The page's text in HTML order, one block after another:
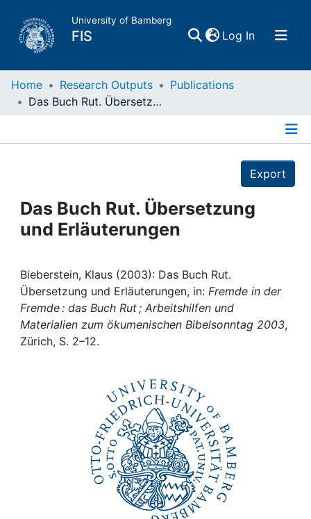
University of Bamberg
FIS Log In(current)
Home
Projects
People
Institutions
Awards
My FIS
Home Research Outputs
Publications
Das Buch Rut. Übersetzung und Erläuterungen
Export
Das Buch Rut. Übersetzung
und Erläuterungen
Bieberstein, Klaus (2003): Das Buch Rut.
Übersetzung und Erläuterungen, in: Fremde in der
Fremde : das Buch Rut ; Arbeitshilfen und
Materialien zum ökumenischen Bibelsonntag 2003,
Zürich, S. 2–12.